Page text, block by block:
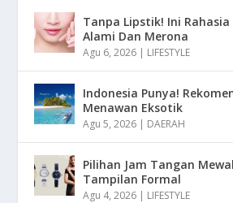
Tanpa Lipstik! Ini
Alami Dan Merona
Agu 6, 2026 | LIFESTYLE
Indonesia Punya!
Menawan Eksotik
Agu 5, 2026 | DAERAH
Pilihan Jam Tangan
Tampilan Formal
Agu 4, 2026 | LIFESTYLE